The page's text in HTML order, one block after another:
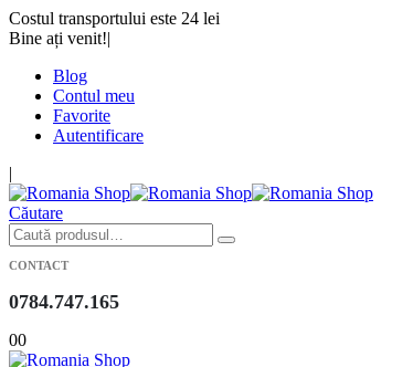
Costul transportului este 24 lei
Bine ați venit!|
Blog
Contul meu
Favorite
Autentificare
|
Căutare
CONTACT
0784.747.165
00